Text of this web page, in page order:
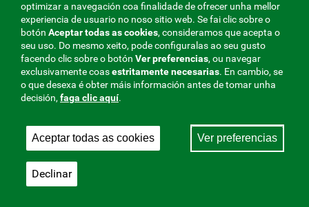
MENÚ
REDES
SOCIALES
V20
Aviso legal|Privacidade
Mutua Colaboradora coa Seguridade Social, 275.
optimizar a navegación coa finalidade de ofrecer unha mellor
experiencia de usuario no noso sitio web. Se fai clic sobre o
botón Aceptar todas as cookies, consideramos que acepta o
seu uso. Do mesmo xeito, pode configuralas ao seu gusto
facendo clic sobre o botón Ver preferencias, ou navegar
exclusivamente coasestritamentenecesarias. En cambio, se
o que desexa é obter máis información antes de tomar unha
decisión, faga clic aquí.
Aceptar todas as cookies Ver preferencias
Declinar